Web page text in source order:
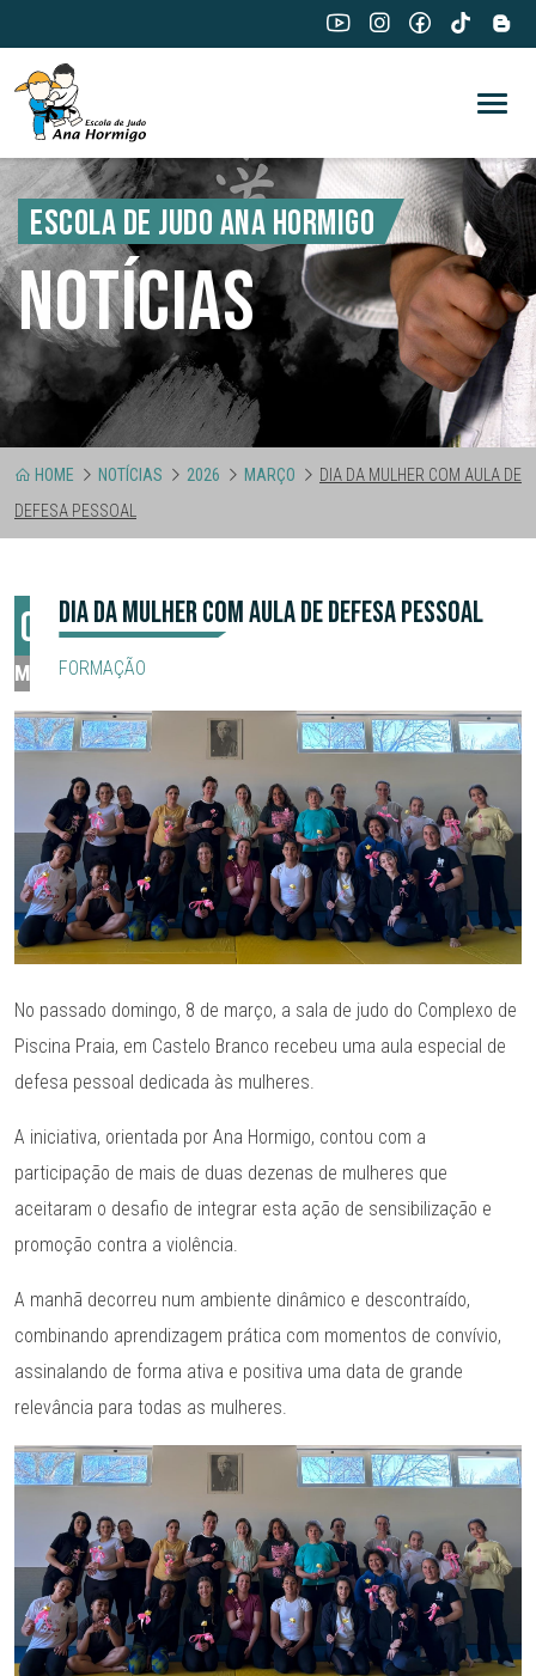
ESCOLA DE JUDO ANA HORMIGO
NOTÍCIAS
HOME NOTÍCIAS 2026 MARÇO
DIA DA MULHER COM AULA DE
DEFESA PESSOAL
08
MAR
DIA DA MULHER COM AULA DE DEFESA PESSOAL
FORMAÇÃO
No passado domingo, 8 de março, a sala de judo do Complexo de
Piscina Praia, em Castelo Branco recebeu uma aula especial de
defesa pessoal dedicada às mulheres.
A iniciativa, orientada por Ana Hormigo, contou com a
participação de mais de duas dezenas de mulheres que
aceitaram o desafio de integrar esta ação de sensibilização e
promoção contra a violência.
A manhã decorreu num ambiente dinâmico e descontraído,
combinando aprendizagem prática com momentos de convívio,
assinalando de forma ativa e positiva uma data de grande
relevância para todas as mulheres.